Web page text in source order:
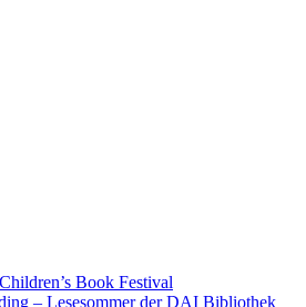
Book Festival
– Lesesommer der DAI Bibliothek